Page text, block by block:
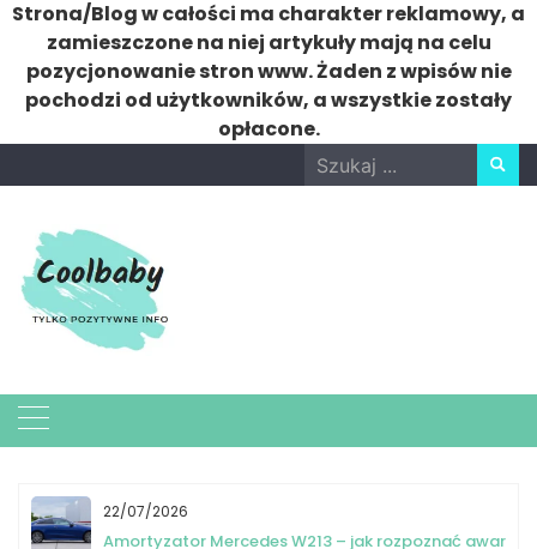
Strona/Blog w całości ma charakter reklamowy, a
zamieszczone na niej artykuły mają na celu
pozycjonowanie stron www. Żaden z wpisów nie
pochodzi od użytkowników, a wszystkie zostały
opłacone.
to
Search
for:
22/07/2026
Amortyzator Mercedes W213 – jak rozpoznać awarię